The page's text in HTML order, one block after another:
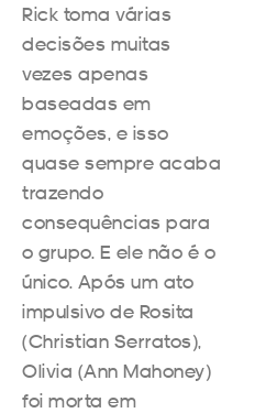
Rick toma várias
decisões muitas
vezes apenas
baseadas em
emoções, e isso
quase sempre acaba
trazendo
consequências para
o grupo. E ele não é o
único. Após um ato
impulsivo de Rosita
(Christian Serratos),
Olivia (Ann Mahoney)
foi morta em